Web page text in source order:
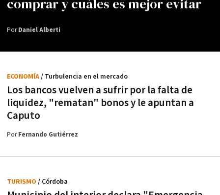
comprar y cuáles es mejor evitar
PorDaniel Alberti
Los bancos vuelven a sufrir por la falta de
liquidez, "rematan" bonos y le apuntan a
Caputo
ECONOMÍA/ Turbulencia en el mercado
PorFernando Gutiérrez
TURISMO / Córdoba